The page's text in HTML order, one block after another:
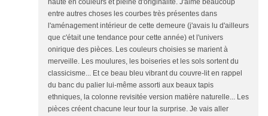
haute en couleurs et pleine d'originalité. J'aime beaucoup
entre autres choses les courbes très présentes dans
l'aménagement intérieur de cette demeure (j'avais lu d'ailleurs
que c'était une tendance pour cette année) et l'univers
onirique des pièces. Les couleurs choisies se marient à
merveille. Les moulures, les boiseries et les sols sortent du
classicisme... Et ce beau bleu vibrant du couvre-lit en rappel
du banc du palier lui-même assorti aux beaux tapis
ethniques, la colonne revisitée version matière naturelle... Les
pièces créent chacune leur tour la surprise. Je vais aller